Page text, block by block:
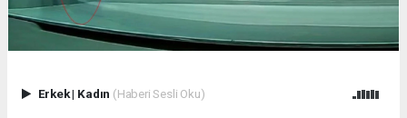
Erkek| Kadın (Haberi Sesli Oku)